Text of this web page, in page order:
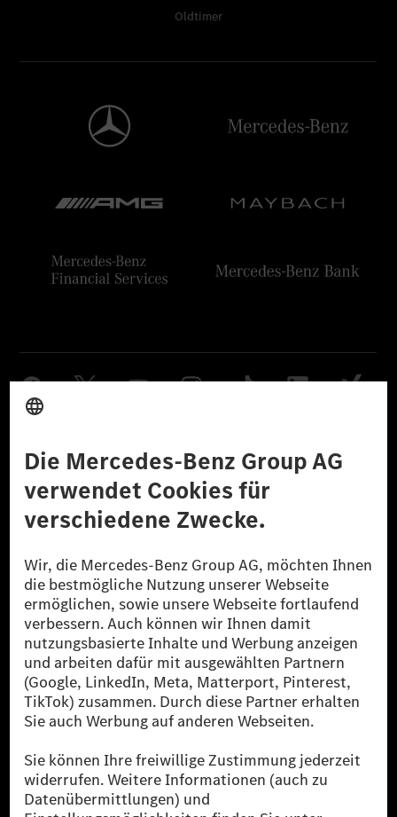
Oldtimer
Datenschutz Lizenzhinweise Dritter Barrierefreiheit
© 2026 Mercedes-Benz Group AG. Alle Rechte vorbehalten.
[1] Bilanziell CO₂-neutral bedeutet, dass nicht vermiedene oder nicht
reduzierte CO₂-Emissionen bei der Mercedes-Benz Group durch
zertifizierte Ausgleichsprojekte kompensiert werden.
[2] Renewable Charging ist ein integraler Bestandteil von MB.CHARGE
Public in Europa, den USA, Kanada und China. Sofern an der jeweiligen
Ladestation noch kein Strom aus erneuerbaren Energien vorliegt,
verwendet Renewable Charging Grünstromzertifikate*. Diese stellen
sicher, dass für Ladevorgänge über MB.CHARGE Public eine äquivalente
Strommenge aus erneuerbaren Energien ins Stromnetz eingespeist wird.
als sechs Jahre sind.
* Inkl. EKOenergy Ökolabel
* Die angegebenen Werte wurden nach dem vorgeschriebenen
Messverfahren WLTP (Worldwide harmonised Light vehicles Test